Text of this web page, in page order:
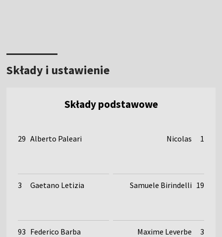
Składy i ustawienie
Składy podstawowe
29 Alberto Paleari
3 Gaetano Letizia
93 Federico Barba
Nicolas 1
Samuele Birindelli 19
Maxime Leverbe 3